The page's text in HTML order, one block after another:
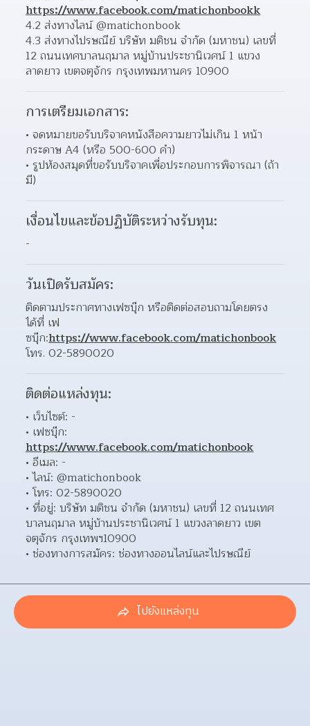
https://www.facebook.com/matichonbookk
4.2 ส่งทางไลน์ @matichonbook
4.3 ส่งทางไปรษณีย์ บริษัท มติชน จำกัด (มหาชน) เลขที่
12 ถนนเทศบาลนฤมาล หมู่บ้านประชานิเวศน์ 1 แขวง
ลาดยาว เขตจตุจักร กรุงเทพมหานคร 10900
การเตรียมเอกสาร:
จดหมายขอรับบริจาคหนังสือความยาวไม่เกิน 1 หน้า
กระดาษ A4 (หรือ 500-600 คำ)
รูปห้องสมุดที่ขอรับบริจาคเพื่อประกอบการพิจารณา (ถ้า
มี)
เงื่อนไขและข้อปฏิบัติระหว่างรับทุน:
-
วันเปิดรับสมัคร:
ติดตามประกาศทางเฟซบุ๊ก หรือติดต่อสอบถามโดยตรง
ได้ที่ เฟ
ซบุ๊ก:https://www.facebook.com/matichonbook
โทร. 02-5890020
ติดต่อแหล่งทุน:
เว็บไซต์: -
https://www.facebook.com/matichonbook
อีเมล: -
ไลน์: @matichonbook
โทร: 02-5890020
ที่อยู่: บริษัท มติชน จำกัด (มหาชน) เลขที่ 12 ถนนเทศ
บาลนฤมาล หมู่บ้านประชานิเวศน์ 1 แขวงลาดยาว เขต
จตุจักร กรุงเทพฯ10900
ช่องทางการสมัคร: ช่องทางออนไลน์และไปรษณีย์
ไปยังแหล่งทุน